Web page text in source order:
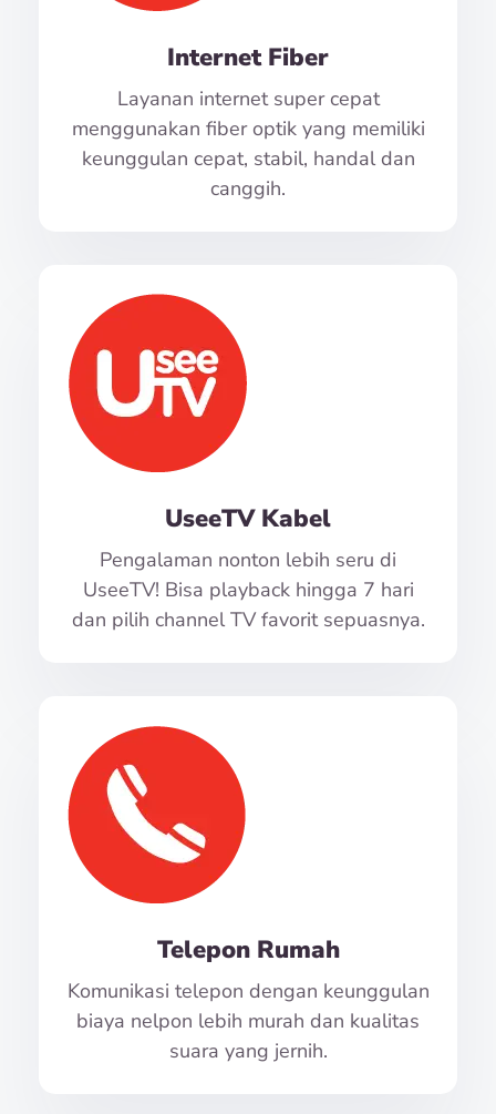
Internet Fiber
Layanan internet super cepat
menggunakan fiber optik yang memiliki
keunggulan cepat, stabil, handal dan
canggih.
UseeTV Kabel
Pengalaman nonton lebih seru di
UseeTV! Bisa playback hingga 7 hari
dan pilih channel TV favorit sepuasnya.
Telepon Rumah
Komunikasi telepon dengan keunggulan
biaya nelpon lebih murah dan kualitas
suara yang jernih.